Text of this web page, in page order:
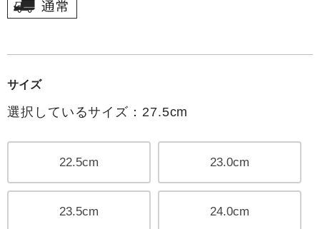
サイズ
選択しているサイズ：27.5cm
22.5cm 23.0cm
23.5cm 24.0cm